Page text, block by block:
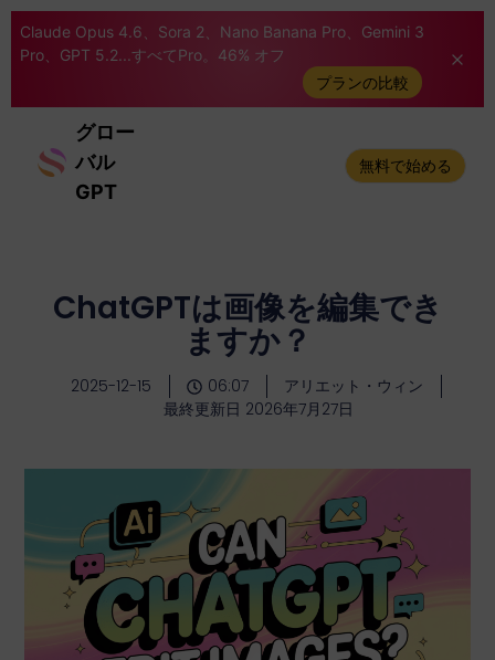
Claude Opus 4.6、Sora 2、Nano Banana Pro、Gemini 3
Pro、GPT 5.2...すべてPro。46% オフ
プランの比較
グロー
バル
GPT
無料で始める
ChatGPTは画像を編集でき
ますか？
2025-12-15 06:07
アリエット・ウィン
最終更新日 2026年7月27日